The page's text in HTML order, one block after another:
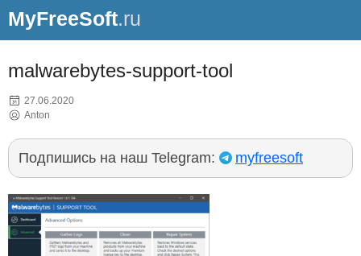
MyFreeSoft.ru
malwarebytes-support-tool
27.06.2020
Anton
Подпишись на наш Telegram: myfreesoft